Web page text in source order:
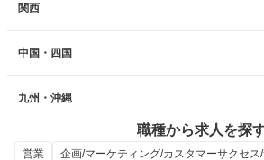
関西
中国・四国
九州・沖縄
職種から求人を探
営業
企画/マーケティング/カスタマーサクセス/